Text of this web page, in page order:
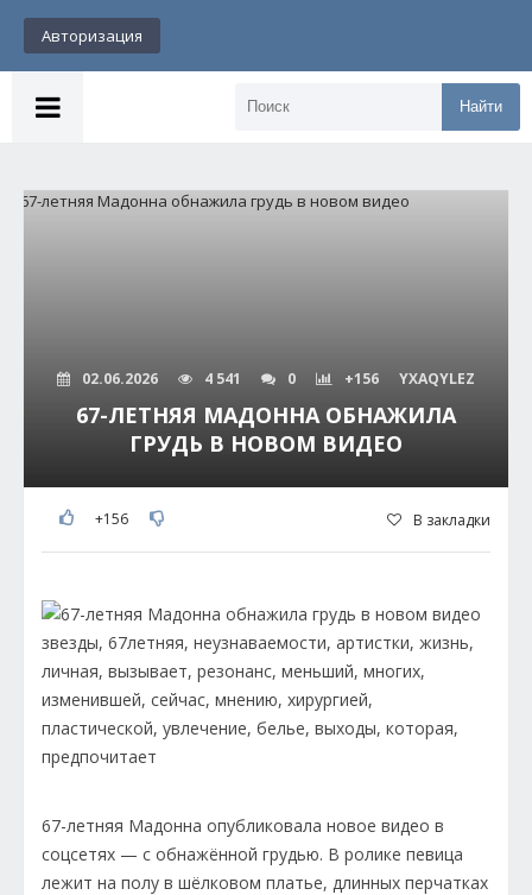
Авторизация
Найти
02.06.2026 4 541 0 +156 YXAQYLEZ
67-ЛЕТНЯЯ МАДОННА ОБНАЖИЛА
ГРУДЬ В НОВОМ ВИДЕО
+156 В закладки
67-летняя Мадонна опубликовала новое видео в
соцсетях — с обнажённой грудью. В ролике певица
лежит на полу в шёлковом платье, длинных перчатках